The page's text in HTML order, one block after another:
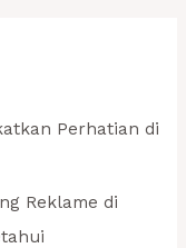
Perhatian di
Reklame di